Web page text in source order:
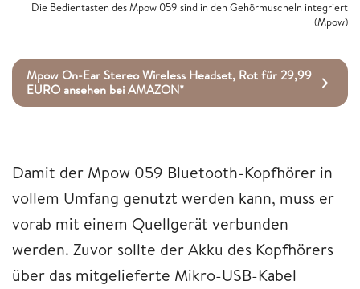
Die Bedientasten des Mpow 059 sind in den Gehörmuscheln integriert
(Mpow)
Mpow On-Ear Stereo Wireless Headset, Rot für 29,99
EURO ansehen bei AMAZON*
Damit der Mpow 059 Bluetooth-Kopfhörer in
vollem Umfang genutzt werden kann, muss er
vorab mit einem Quellgerät verbunden
werden. Zuvor sollte der Akku des Kopfhörers
über das mitgelieferte Mikro-USB-Kabel